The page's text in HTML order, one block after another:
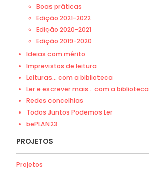
Boas práticas
Edição 2021-2022
Edição 2020-2021
Edição 2019-2020
Ideias com mérito
Imprevistos de leitura
Leituras... com a biblioteca
Ler e escrever mais... com a biblioteca
Redes concelhias
Todos Juntos Podemos Ler
bePLAN23
PROJETOS
Projetos